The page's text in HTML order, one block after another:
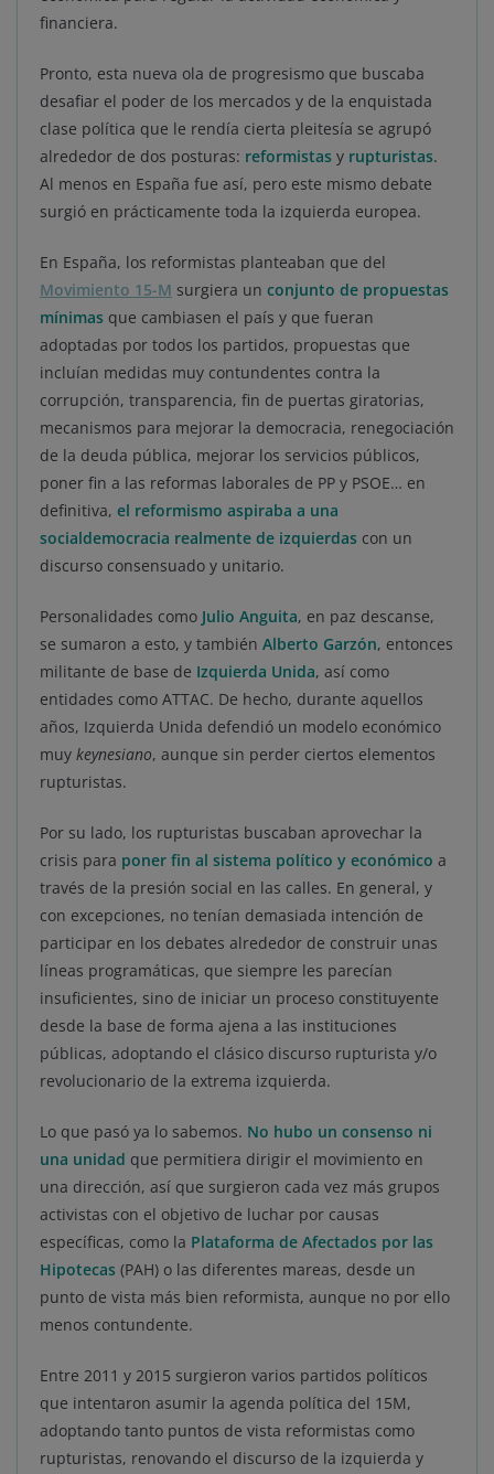
financiera.
Pronto, esta nueva ola de progresismo que buscaba
desafiar el poder de los mercados y de la enquistada
clase política que le rendía cierta pleitesía se agrupó
alrededor de dos posturas: reformistas y rupturistas.
Al menos en España fue así, pero este mismo debate
surgió en prácticamente toda la izquierda europea.
En España, los reformistas planteaban que del
Movimiento 15-M surgiera un conjunto de propuestas
mínimas que cambiasen el país y que fueran
adoptadas por todos los partidos, propuestas que
incluían medidas muy contundentes contra la
corrupción, transparencia, fin de puertas giratorias,
mecanismos para mejorar la democracia, renegociación
de la deuda pública, mejorar los servicios públicos,
poner fin a las reformas laborales de PP y PSOE… en
definitiva, el reformismo aspiraba a una
socialdemocracia realmente de izquierdas con un
discurso consensuado y unitario.
Personalidades como Julio Anguita, en paz descanse,
se sumaron a esto, y también Alberto Garzón, entonces
militante de base de Izquierda Unida, así como
entidades como ATTAC. De hecho, durante aquellos
años, Izquierda Unida defendió un modelo económico
muy keynesiano, aunque sin perder ciertos elementos
rupturistas.
Por su lado, los rupturistas buscaban aprovechar la
crisis para poner fin al sistema político y económico a
través de la presión social en las calles. En general, y
con excepciones, no tenían demasiada intención de
participar en los debates alrededor de construir unas
líneas programáticas, que siempre les parecían
insuficientes, sino de iniciar un proceso constituyente
desde la base de forma ajena a las instituciones
públicas, adoptando el clásico discurso rupturista y/o
revolucionario de la extrema izquierda.
Lo que pasó ya lo sabemos. No hubo un consenso ni
una unidad que permitiera dirigir el movimiento en
una dirección, así que surgieron cada vez más grupos
activistas con el objetivo de luchar por causas
específicas, como la Plataforma de Afectados por las
Hipotecas (PAH) o las diferentes mareas, desde un
punto de vista más bien reformista, aunque no por ello
menos contundente.
Entre 2011 y 2015 surgieron varios partidos políticos
que intentaron asumir la agenda política del 15M,
adoptando tanto puntos de vista reformistas como
rupturistas, renovando el discurso de la izquierda y